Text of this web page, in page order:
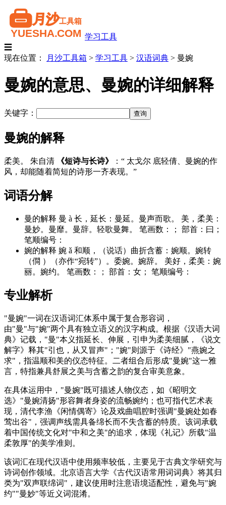
学习工具
☰
现在位置：
月沙工具箱 > 学习工具 > 汉语词典 > 曼婉
曼婉的意思、曼婉的详细解释
关键字：
曼婉的解释
柔美。 朱自清 《短诗与长诗》
：“ 太戈尔 底轻倩、曼婉的作
风，却能随着简短的诗形一齐表现。”
词语分解
曼的解释 曼 à 长，延长：曼延。曼声而歌。 美，柔美：
曼妙。曼靡。曼辞。轻歌曼舞。 笔画数：； 部首：曰；
笔顺编号：
婉的解释 婉 ǎ 和顺，（说话）曲折含蓄：婉顺。婉转
（僴 ）（亦作“宛转”）。委婉。婉辞。 美好，柔美：婉
丽。婉约。 笔画数：； 部首：女； 笔顺编号：
专业解析
"曼婉"一词在汉语词汇体系中属于复合形容词，
由"曼"与"婉"两个具有独立语义的汉字构成。根据《汉语大词
典》记载，"曼"本义指延长、伸展，引申为柔美细腻，《说文
解字》释其"引也，从又冒声"；"婉"则源于《诗经》"燕婉之
求"，指温顺和美的仪态特征。二者组合后形成"曼婉"这一雅
言，特指兼具舒展之美与含蓄之韵的复合审美意象。
在具体运用中，"曼婉"既可描述人物仪态，如《昭明文
选》"曼婉清扬"形容舞者身姿的流畅婉约；也可指代艺术表
现，清代李渔《闲情偶寄》论及戏曲唱腔时强调"曼婉处如春
莺出谷"，强调声线需具备绵长而不失含蓄的特质。该词承载
着中国传统文化对"中和之美"的追求，体现《礼记》所载"温
柔敦厚"的美学准则。
该词汇在现代汉语中使用频率较低，主要见于古典文学研究与
诗词创作领域。北京语言大学《古代汉语常用词词典》将其归
类为"双声联绵词"，建议使用时注意语境适配性，避免与"婉
约""曼妙"等近义词混淆。